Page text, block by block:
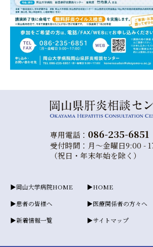
専用電話： 086-235-6851
受付時間：月～金曜日9:00 -
（祝日・年末年始を除く）
岡山大学病院HOME
患者の皆様へ
新着情報一覧
HOME
医療関係者の方々へ
サイトマップ